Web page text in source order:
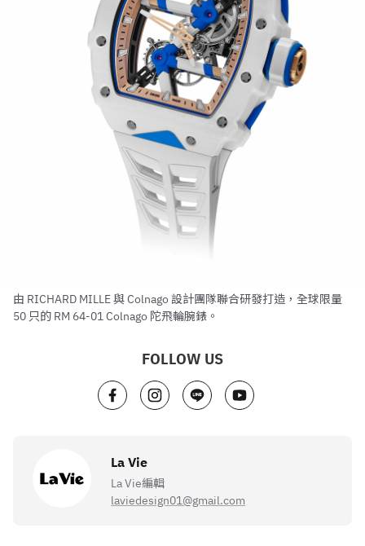
由 RICHARD MILLE 與 Colnago 設計團隊聯合研發打造，全球限量
50 只的 RM 64-01 Colnago 陀飛輪腕錶。
FOLLOW US
La Vie
La Vie編輯
laviedesign01@gmail.com